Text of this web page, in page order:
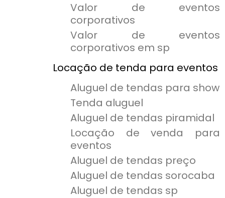
Valor de eventos
corporativos
Valor de eventos
corporativos em sp
Locação de tenda para eventos
Aluguel de tendas para show
Tenda aluguel
Aluguel de tendas piramidal
Locação de venda para
eventos
Aluguel de tendas preço
Aluguel de tendas sorocaba
Aluguel de tendas sp